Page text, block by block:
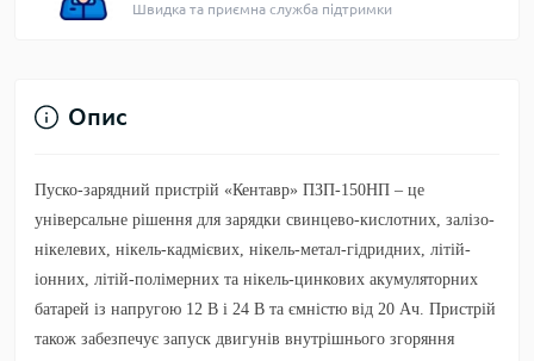
Швидка та приємна служба підтримки
Опис
Пуско-зарядний пристрій «Кентавр» ПЗП-150НП – це
універсальне рішення для зарядки свинцево-кислотних, залізо-
нікелевих, нікель-кадмієвих, нікель-метал-гідридних, літій-
іонних, літій-полімерних та нікель-цинкових акумуляторних
батарей із напругою 12 В і 24 В та ємністю від 20 Ач. Пристрій
також забезпечує запуск двигунів внутрішнього згоряння